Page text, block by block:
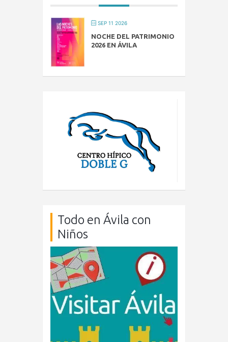
SEP 11 2026
NOCHE DEL PATRIMONIO
2026 EN ÁVILA
Todo en Ávila con
Niños